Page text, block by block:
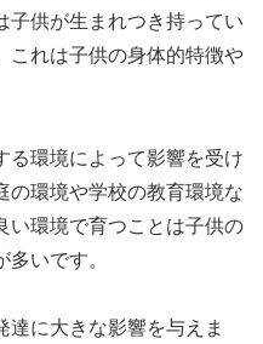
子供が生まれつき持ってい
これは子供の身体的特徴や
る環境によって影響を受け
の環境や学校の教育環境な
い環境で育つことは子供の
いです。
達に大きな影響を与えま